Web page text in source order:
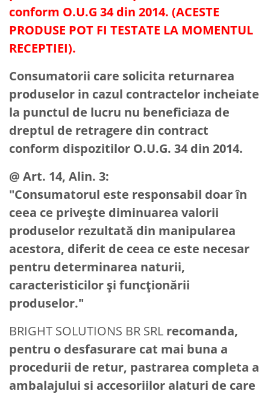
conform O.U.G 34 din 2014. (ACESTE
PRODUSE POT FI TESTATE LA MOMENTUL
RECEPTIEI).
Consumatorii care solicita returnarea
produselor in cazul contractelor incheiate
la punctul de lucru nu beneficiaza de
dreptul de retragere din contract
conform dispozitilor O.U.G. 34 din 2014.
@ Art. 14, Alin. 3:
"Consumatorul este responsabil doar în
ceea ce priveşte diminuarea valorii
produselor rezultată din manipularea
acestora, diferit de ceea ce este necesar
pentru determinarea naturii,
caracteristicilor şi funcţionării
produselor."
BRIGHT SOLUTIONS BR SRL recomanda,
pentru o desfasurare cat mai buna a
procedurii de retur, pastrarea completa a
ambalajului si accesoriilor alaturi de care